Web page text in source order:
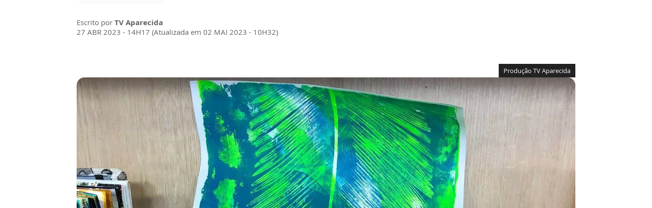
Escrito por TV Aparecida
27 ABR 2023 - 14H17 (Atualizada em 02 MAI 2023 - 10H32)
Produção TV Aparecida